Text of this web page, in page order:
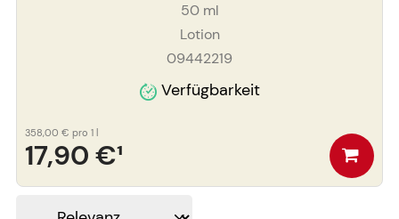
50ml
Lotion
09442219
Verfügbarkeit
17,90 €¹
358,00 € pro 1 l